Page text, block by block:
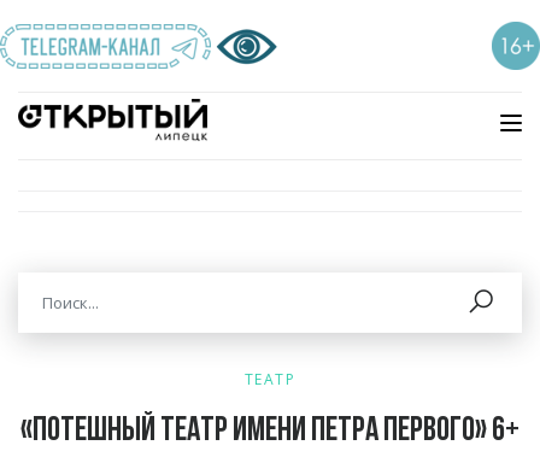
ТЕАТР
«Потешный театр имени Петра первого» 6+